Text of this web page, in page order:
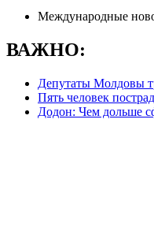
Международные
ВАЖНО:
Депутаты Молдовы
Пять человек
Додон: Чем дольше